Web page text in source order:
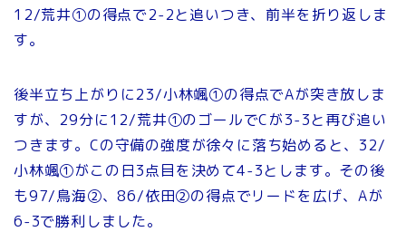
12/荒井①の得点で2-2と追いつき、前半を折り返しま
す。
後半立ち上がりに23/小林颯①の得点でAが突き放しま
すが、29分に12/荒井①のゴールでCが3-3と再び追い
つきます。Cの守備の強度が徐々に落ち始めると、32/
小林颯①がこの日3点目を決めて4-3とします。その後
も97/鳥海②、86/依田②の得点でリードを広げ、Aが
6-3で勝利しました。